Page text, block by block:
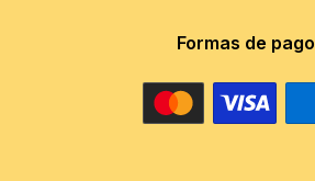
Formas de pago